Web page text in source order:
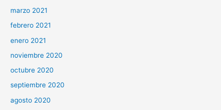
marzo 2021
febrero 2021
enero 2021
noviembre 2020
octubre 2020
septiembre 2020
agosto 2020